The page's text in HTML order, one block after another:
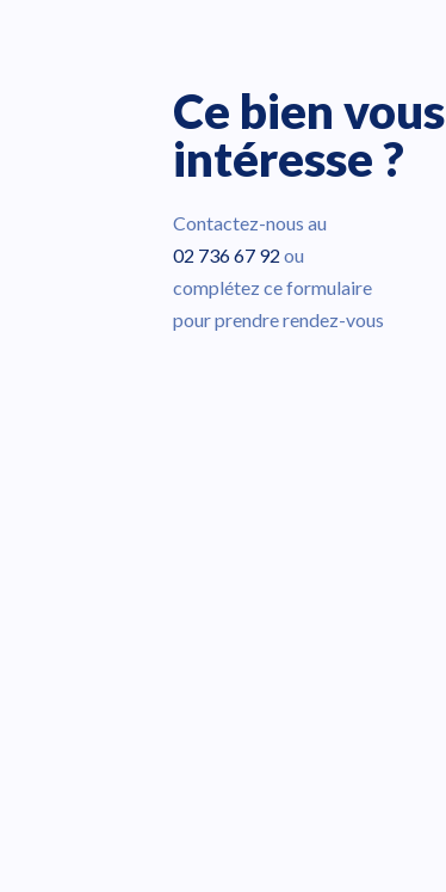
Ce bien vous
intéresse ?
Contactez-nous au
02 736 67 92 ou
complétez ce formulaire
pour prendre rendez-vous